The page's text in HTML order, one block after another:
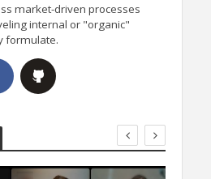
market-driven processes
internal or "organic"
formulate.